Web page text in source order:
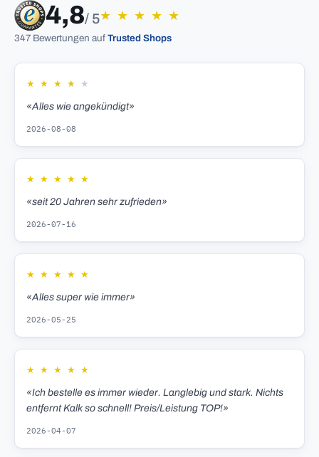
4,8/ 5★ ★ ★ ★ ★
347 Bewertungen auf Trusted Shops
★ ★ ★ ★ ★
«Alles wie angekündigt»
2026-08-08
★ ★ ★ ★ ★
«seit 20 Jahren sehr zufrieden»
2026-07-16
★ ★ ★ ★ ★
«Alles super wie immer»
2026-05-25
★ ★ ★ ★ ★
«Ich bestelle es immer wieder. Langlebig und stark. Nichts
entfernt Kalk so schnell! Preis/Leistung TOP!»
2026-04-07